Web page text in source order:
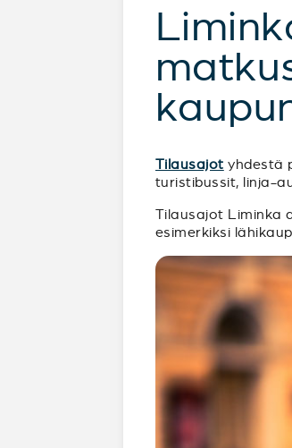
Tilausajot yhdestä
turistibussit, linja-
Tilausajot Liminka
esimerkiksi